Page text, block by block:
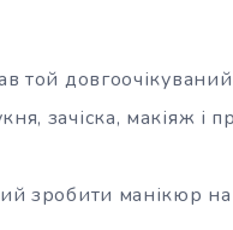
той
зачіска, макіяж і
зробити манікюр